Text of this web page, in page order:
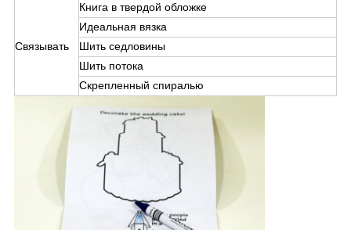
Связывать
Книга в твердой обложке
Идеальная вязка
Шить седловины
Шить потока
Скрепленный спиралью